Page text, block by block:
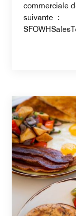
commerciale
suivante :